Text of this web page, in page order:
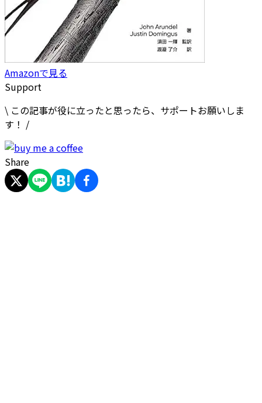
Amazonで見る
Support
\ この記事が役に立ったと思ったら、サポートお願いしま
す！ /
Share